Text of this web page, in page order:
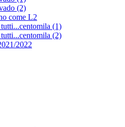
(2)
come L2
(1)
(2)
2022